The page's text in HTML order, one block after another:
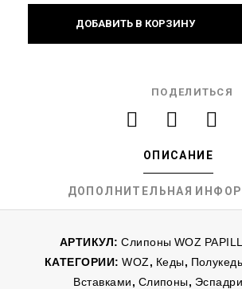
ДОБАВИТЬ В КОРЗИНУ
ПОДЕЛИТЬСЯ
ОПИСАНИЕ
ДОПОЛНИТЕЛЬНАЯ
АРТИКУЛ:Слипоны WOZ
КАТЕГОРИИ:WOZ, Кеды,
Вставками, Слипоны,